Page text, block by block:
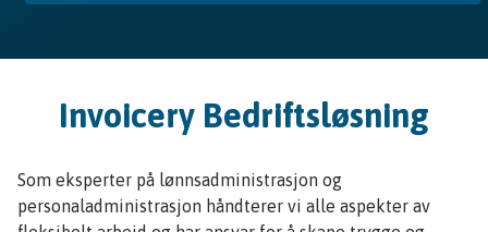
Invoicery Bedriftsløsning
Som eksperter på lønnsadministrasjon og
personaladministrasjon håndterer vi alle aspekter av